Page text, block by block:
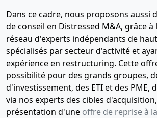
Dans ce cadre, nous proposons aussi
de conseil en Distressed M&A, grâce
réseau d'experts indépendants de
spécialisés par secteur d'activité et
expérience en restructuring. Cette
possibilité pour des grands groupes,
d'investissement, des ETI et des PME,
via nos experts des cibles
présentation d'une offre de reprise à